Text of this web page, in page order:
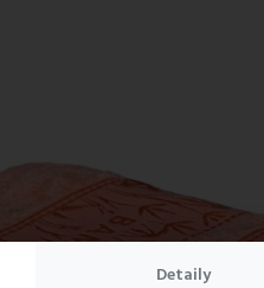
Detaily